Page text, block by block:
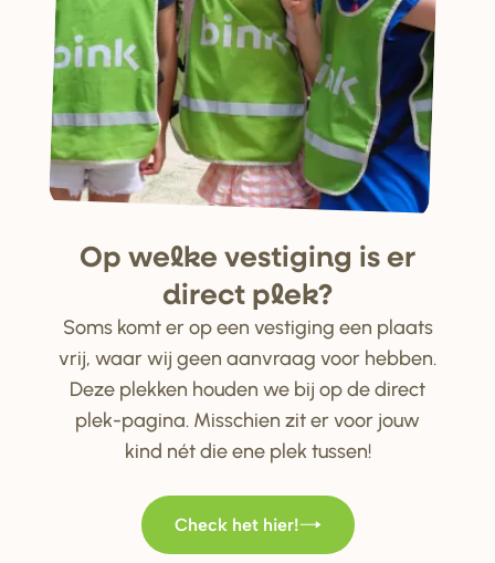
Op welke vestiging is er
direct plek?
Soms komt er op een vestiging een plaats
vrij, waar wij geen aanvraag voor hebben.
Deze plekken houden we bij op de direct
plek-pagina. Misschien zit er voor jouw
kind nét die ene plek tussen!
Check het hier!